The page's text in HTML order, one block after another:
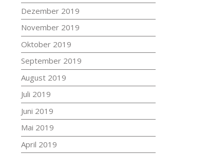
Dezember 2019
November 2019
Oktober 2019
September 2019
August 2019
Juli 2019
Juni 2019
Mai 2019
April 2019